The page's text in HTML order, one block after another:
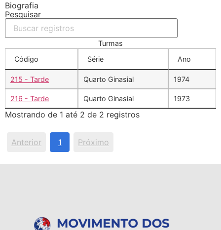
Biografia
Pesquisar
Turmas
Código
Série Ano
215 - Tarde Quarto Ginasial 1974
216 - Tarde Quarto Ginasial 1973
Mostrando de 1 até 2 de 2 registros
Anterior 1 Próximo